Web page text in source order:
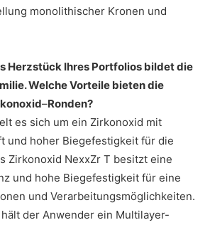
monolithischer Kronen und
Herzstück Ihres Portfolios bildet die
Welche Vorteile bieten die
–Ronden?
es sich um ein Zirkonoxid mit
und hoher Biegefestigkeit für die
Zirkonoxid NexxZr T besitzt eine
und hohe Biegefestigkeit für eine
und Verarbeitungsmöglichkeiten.
der Anwender ein Multilayer-